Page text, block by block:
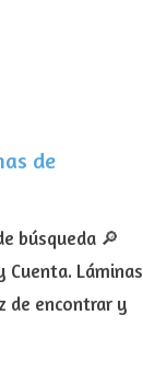
de
búsqueda 🔎
Cuenta. Láminas
de encontrar y